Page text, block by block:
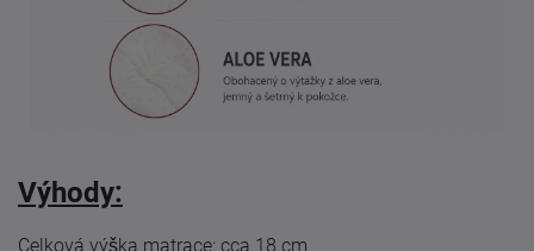
Výhody:
Celková výška matrace: cca 18 cm